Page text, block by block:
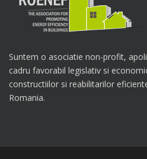
Suntem o asociatie non-profit,
cadru favorabil legislativ si
constructiilor si reabilitarilor
Romania.